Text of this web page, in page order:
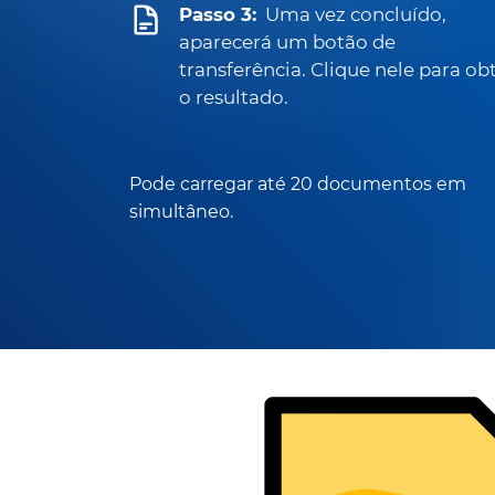
Passo 3: Uma vez concluído,
aparecerá um botão de
transferência. Clique nele para
o resultado.
Pode carregar até 20 documentos em
simultâneo.